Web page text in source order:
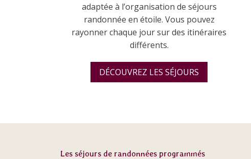
adaptée à l’organisation de séjours
randonnée en étoile. Vous pouvez
rayonner chaque jour sur des itinéraires
différents.
DÉCOUVREZ LES SÉJOURS
Les séjours de randonnées programmés